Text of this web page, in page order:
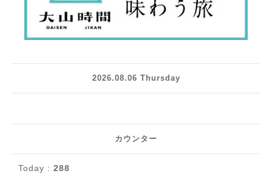
2026.08.06 Thursday
カウンター
Today : 288